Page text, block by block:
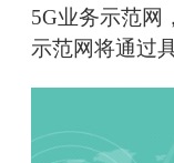
5G业务示范网
示范网将通过